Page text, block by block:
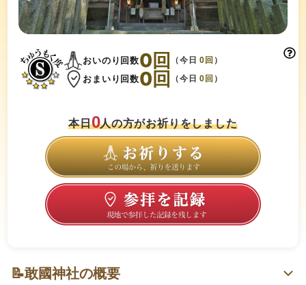
おいのり回数0回 （今日0 回 ）
おまいり回数0回 （今日0 回 ）
本日0人の方がお祈りをしました
📝敢國神社の概要